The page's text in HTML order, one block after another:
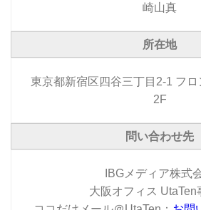
崎山真
所在地
東京都新宿区四谷三丁目2-1 フ
2F
問い合わせ先
IBGメディア株式
大阪オフィス UtaTen